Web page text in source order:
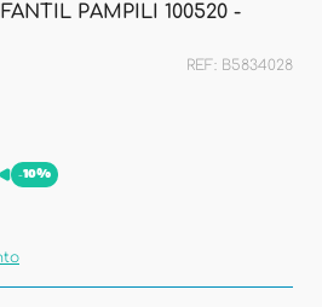
PAMPILI 100520 -
REF: B5834028
-10%